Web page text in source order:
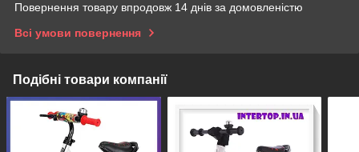
Повернення товару впродовж 14 днів за домовленістю
Всі умови повернення
Подібні товари компанії